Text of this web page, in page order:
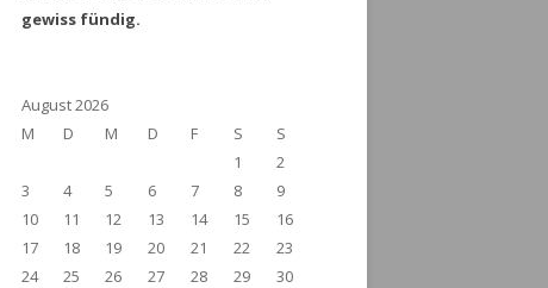
gewiss fündig.
August 2026
M
D M D F S
S
1
2
3
4 5 6 7 8
9
10
11 12 13 14 15
16
17
18 19 20 21 22
23
24
25 26 27 28 29
30